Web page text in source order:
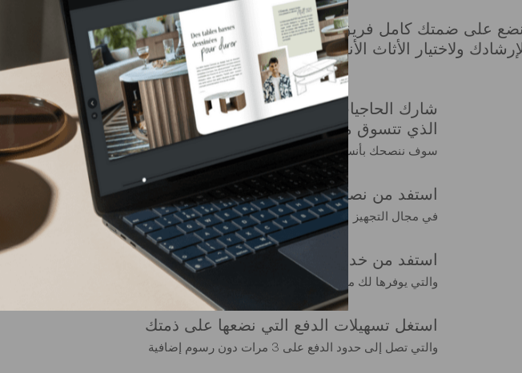
على ضمتك كامل فريق مستشاري التجهيز الداخلي لدينا
ولاختيار الأثاث الأنسب للتصميم الداخلي الذي ترغب فيه
شارك الحاجيات التي ترغب في شرائها مع المتجر
الذي تتسوق منه
سوف ننصحك بأنسب المنتجات
استفد من نصائحنا المجانية والمخصصة
في مجال التجهيز
استفد من خدمات التسليم والتركيب مباشرة في بيتك
والتي يوفرها لك مختصون قامت شركة GAUTIER بتدريبهم في الغرض
استغل تسهيلات الدفع التي نضعها على ذمتك
والتي تصل إلى حدود الدفع على 3 مرات دون رسوم إضافية